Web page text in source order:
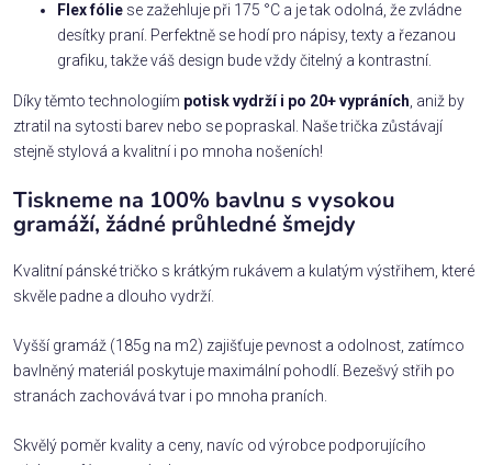
Flex fólie se zažehluje při 175 °C a je tak odolná, že zvládne
desítky praní. Perfektně se hodí pro nápisy, texty a řezanou
grafiku, takže váš design bude vždy čitelný a kontrastní.
Díky těmto technologiím potisk vydrží i po 20+ vypráních, aniž by
ztratil na sytosti barev nebo se popraskal. Naše trička zůstávají
stejně stylová a kvalitní i po mnoha nošeních!
Tiskneme na 100% bavlnu s vysokou
gramáží, žádné průhledné šmejdy
Kvalitní pánské tričko s krátkým rukávem a kulatým výstřihem, které
skvěle padne a dlouho vydrží.
Vyšší gramáž (185g na m2) zajišťuje pevnost a odolnost, zatímco
bavlněný materiál poskytuje maximální pohodlí. Bezešvý střih po
stranách zachovává tvar i po mnoha praních.
Skvělý poměr kvality a ceny, navíc od výrobce podporujícího